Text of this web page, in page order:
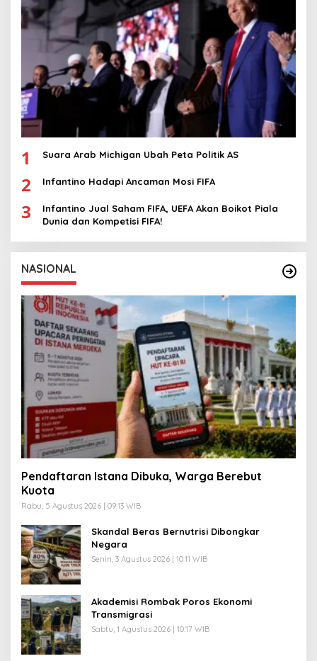
1 Suara Arab Michigan Ubah Peta Politik AS
2 Infantino Hadapi Ancaman Mosi FIFA
3
Infantino Jual Saham FIFA, UEFA Akan Boikot Piala
Dunia dan Kompetisi FIFA!
NASIONAL
Pendaftaran Istana Dibuka, Warga Berebut
Kuota
Rabu, 5 Agustus 2026 | 09:13 WIB
Skandal Beras Bernutrisi Dibongkar
Negara
Senin, 3 Agustus 2026 | 10:11 WIB
Akademisi Rombak Poros Ekonomi
Transmigrasi
Sabtu, 1 Agustus 2026 | 10:17 WIB